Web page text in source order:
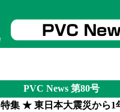
PVC News 第80
特集 ★ 東日本大震災から1